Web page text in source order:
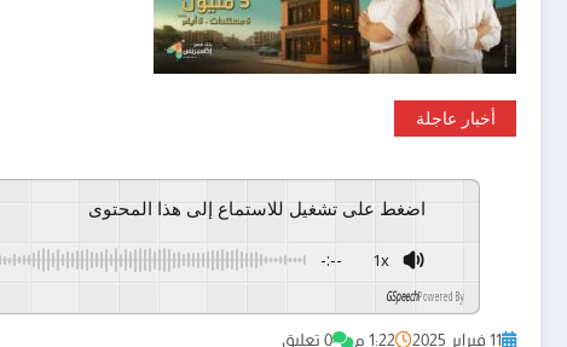
أخبار عاجلة
اضغط على تشغيل للاستماع إلى هذا المحتوى
-:-- 1x
Powered By
11 فبراير 2025 1:22 م 0 تعليق